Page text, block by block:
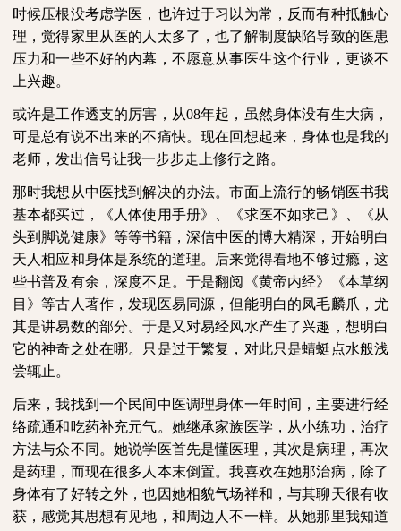
时候压根没考虑学医，也许过于习以为常，反而有种抵触心
理，觉得家里从医的人太多了，也了解制度缺陷导致的医患
压力和一些不好的内幕，不愿意从事医生这个行业，更谈不
上兴趣。
或许是工作透支的厉害，从08年起，虽然身体没有生大病，
可是总有说不出来的不痛快。现在回想起来，身体也是我的
老师，发出信号让我一步步走上修行之路。
那时我想从中医找到解决的办法。市面上流行的畅销医书我
基本都买过，《人体使用手册》、《求医不如求己》、《从
头到脚说健康》等等书籍，深信中医的博大精深，开始明白
天人相应和身体是系统的道理。后来觉得看地不够过瘾，这
些书普及有余，深度不足。于是翻阅《黄帝内经》《本草纲
目》等古人著作，发现医易同源，但能明白的凤毛麟爪，尤
其是讲易数的部分。于是又对易经风水产生了兴趣，想明白
它的神奇之处在哪。只是过于繁复，对此只是蜻蜓点水般浅
尝辄止。
后来，我找到一个民间中医调理身体一年时间，主要进行经
络疏通和吃药补充元气。她继承家族医学，从小练功，治疗
方法与众不同。她说学医首先是懂医理，其次是病理，再次
是药理，而现在很多人本末倒置。我喜欢在她那治病，除了
身体有了好转之外，也因她相貌气场祥和，与其聊天很有收
获，感觉其思想有见地，和周边人不一样。从她那里我知道